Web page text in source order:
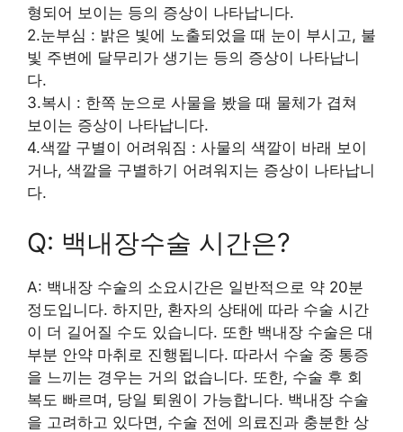
형되어 보이는 등의 증상이 나타납니다.
2.눈부심 : 밝은 빛에 노출되었을 때 눈이 부시고, 불
빛 주변에 달무리가 생기는 등의 증상이 나타납니
다.
3.복시 : 한쪽 눈으로 사물을 봤을 때 물체가 겹쳐
보이는 증상이 나타납니다.
4.색깔 구별이 어려워짐 : 사물의 색깔이 바래 보이
거나, 색깔을 구별하기 어려워지는 증상이 나타납니
다.
Q: 백내장수술 시간은?
A: 백내장 수술의 소요시간은 일반적으로 약 20분
정도입니다. 하지만, 환자의 상태에 따라 수술 시간
이 더 길어질 수도 있습니다. 또한 백내장 수술은 대
부분 안약 마취로 진행됩니다. 따라서 수술 중 통증
을 느끼는 경우는 거의 없습니다. 또한, 수술 후 회
복도 빠르며, 당일 퇴원이 가능합니다. 백내장 수술
을 고려하고 있다면, 수술 전에 의료진과 충분한 상